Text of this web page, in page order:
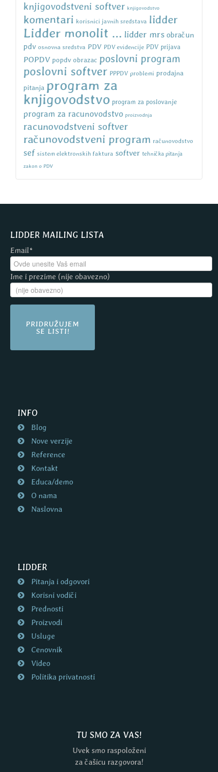
knjigovodstveni softver knjigovodstvo
komentari korisnici javnih sredstava lidder
Lidder monolit ... lidder mrs obračun
pdv osnovna sredstva PDV PDV evidencije PDV prijava
POPDV popdv obrazac poslovni program
poslovni softver PPPDV problemi prodajna
pitanja program za
knjigovodstvo program za poslovanje
program za racunovodstvo proizvodnja
racunovodstveni softver
računovodstveni program računovodstvo
sef sistem elektronskih faktura softver tehnička pitanja
zakon o PDV
LIDDER MAILING LISTA
Email*
Ime i prezime (nije obavezno)
PRIDRUŽUJEM
SE LISTI!
INFO
Blog
Nove verzije
Reference
Kontakt
Educa/demo
O nama
Naslovna
LIDDER
Pitanja i odgovori
Korisni vodiči
Prednosti
Proizvodi
Usluge
Cenovnik
Video
Politika privatnosti
TU SMO ZA VAS!
Uvek smo raspoloženi
za čašicu razgovora!